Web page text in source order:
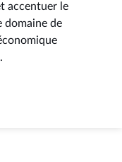
accentuer le
domaine de